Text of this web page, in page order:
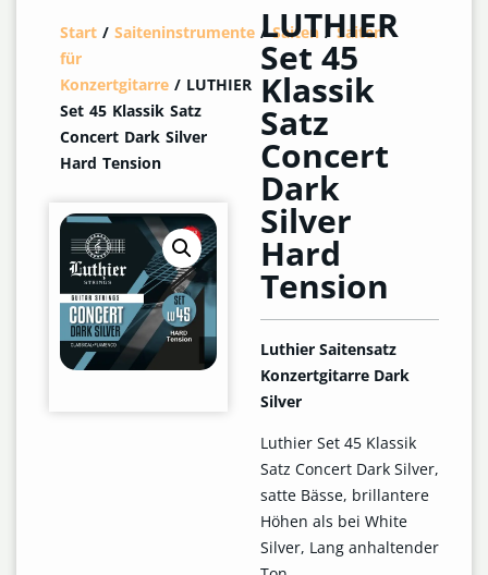
Start / Saiteninstrumente /Saiten /Saiten
für
Konzertgitarre / LUTHIER
Set 45 Klassik Satz
Concert Dark Silver
Hard Tension
LUTHIER
Set 45
Klassik
Satz
Concert
Dark
Silver
Hard
Tension
Luthier Saitensatz
Konzertgitarre Dark
Silver
Luthier Set 45 Klassik
Satz Concert Dark Silver,
satte Bässe, brillantere
Höhen als bei White
Silver, Lang anhaltender